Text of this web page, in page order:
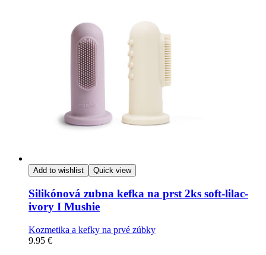
Add to wishlist Quick view
Silikónová zubna kefka na prst 2ks soft-lilac-
ivory I Mushie
Kozmetika a kefky na prvé zúbky
9.95 €